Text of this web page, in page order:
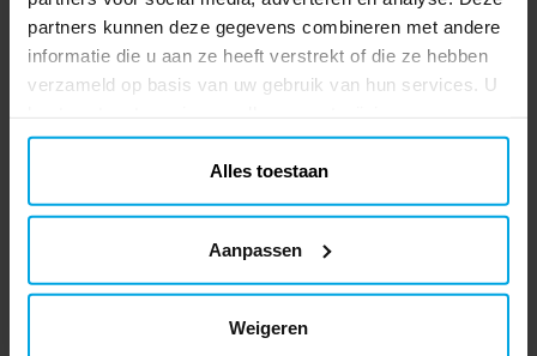
partners kunnen deze gegevens combineren met andere
informatie die u aan ze heeft verstrekt of die ze hebben
verzameld op basis van uw gebruik van hun services. U
Alles toestaan
Aanpassen
Weigeren